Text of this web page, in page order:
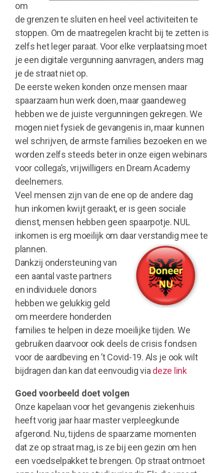
om
de grenzen te sluiten en heel veel activiteiten te
stoppen. Om de maatregelen kracht bij te zetten is
zelfs het leger paraat. Voor elke verplaatsing moet
je een digitale vergunning aanvragen, anders mag
je de straat niet op.
De eerste weken konden onze mensen maar
spaarzaam hun werk doen, maar gaandeweg
hebben we de juiste vergunningen gekregen. We
mogen niet fysiek de gevangenis in, maar kunnen
wel schrijven, de armste families bezoeken en we
worden zelfs steeds beter in onze eigen webinars
voor collega’s, vrijwilligers en Dream Academy
deelnemers.
Veel mensen zijn van de ene op de andere dag
hun inkomen kwijt geraakt, er is geen sociale
dienst, mensen hebben geen spaarpotje. NUL
inkomen is erg moeilijk om daar verstandig mee te
plannen.
Dankzij ondersteuning van
een aantal vaste partners
en individuele donors
hebben we gelukkig geld
om meerdere honderden
families te helpen in deze moeilijke tijden. We
gebruiken daarvoor ook deels de crisis fondsen
voor de aardbeving en ’t Covid-19. Als je ook wilt
bijdragen dan kan dat eenvoudig viadeze link
Goed voorbeeld doet volgen
Onze kapelaan voor het gevangenis ziekenhuis
heeft vorig jaar haar master verpleegkunde
afgerond. Nu, tijdens de spaarzame momenten
dat ze op straat mag, is ze bij een gezin om hen
een voedselpakket te brengen. Op straat ontmoet